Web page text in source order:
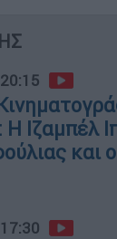
Ιζαμπέλ
και